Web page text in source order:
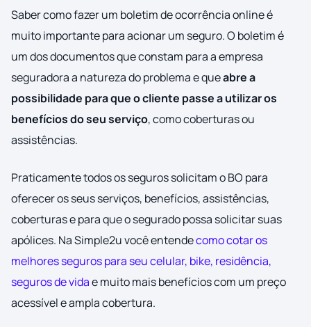
Saber como fazer um boletim de ocorrência online é
muito importante para acionar um seguro. O boletim é
um dos documentos que constam para a empresa
seguradora a natureza do problema e queabre a
possibilidade para que o cliente passe a utilizar os
benefícios do seu serviço, como coberturas ou
assistências.
Praticamente todos os seguros solicitam o BO para
oferecer os seus serviços, benefícios, assistências,
coberturas e para que o segurado possa solicitar suas
apólices. Na Simple2u você entendecomo cotar os
melhores seguros para seu celular, bike, residência,
seguros de vidae muito mais benefícios com um preço
acessível e ampla cobertura.